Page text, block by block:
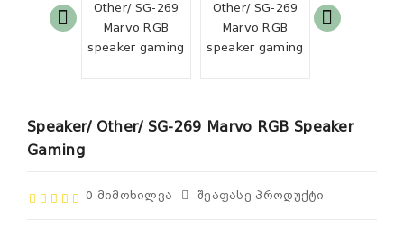
Speaker/ Other/ SG-269 Marvo RGB Speaker
Gaming
0 Მიმოხილვა Შეაფასე Პროდუქტი